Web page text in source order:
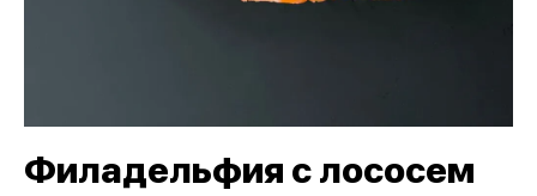
Филадельфия с лососем